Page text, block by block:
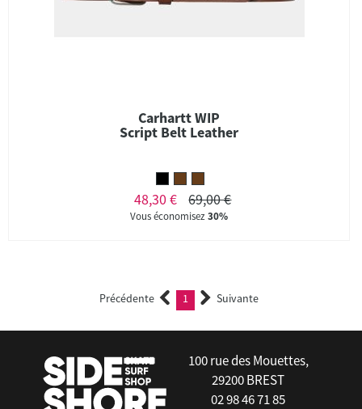
Carhartt WIP
Script Belt Leather
48,30 € 69,00 €
Vous économisez30%
Précédente 1 (current)Suivante
100 rue des Mouettes,
29200 BREST
02 98 46 71 85